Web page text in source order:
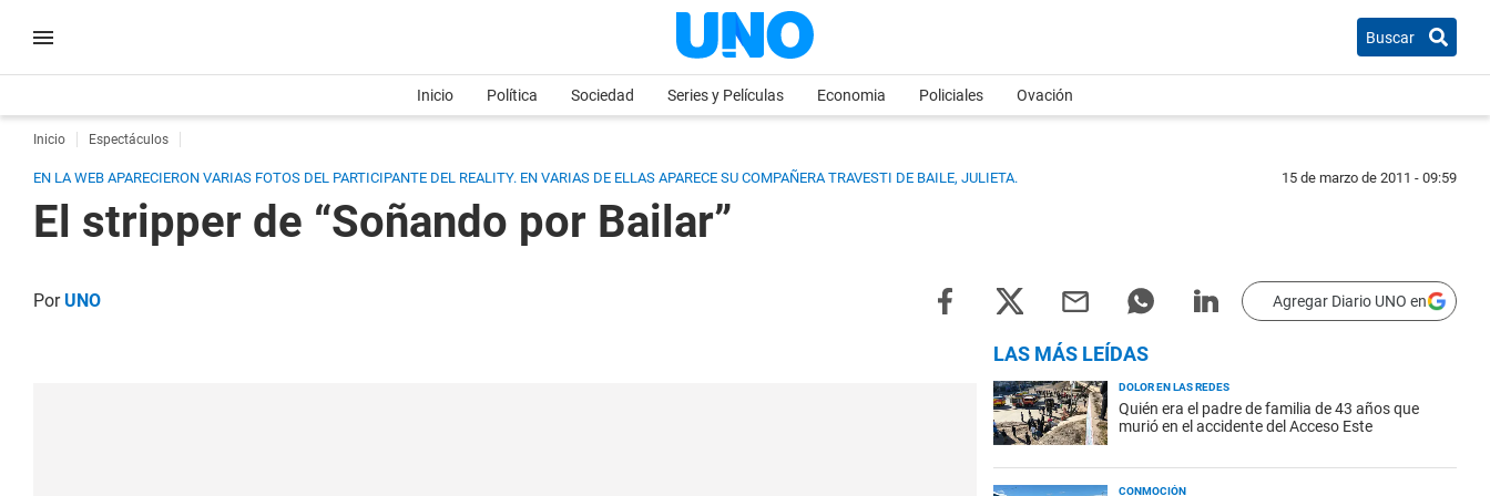
Buscar
Inicio Política Sociedad Series y Películas Economia Policiales Ovación
Inicio Espectáculos
EN LA WEB APARECIERON VARIAS FOTOS DEL PARTICIPANTE DEL REALITY. EN VARIAS DE ELLAS APARECE SU COMPAÑERA TRAVESTI DE BAILE, JULIETA. 15 de marzo de 2011 - 09:59
El stripper de “Soñando por Bailar”
PorUNO Agregar Diario UNO en
LAS MÁS LEÍDAS
DOLOR EN LAS REDES
Quién era el padre de familia de 43 años que
murió en el accidente del Acceso Este
CONMOCIÓN